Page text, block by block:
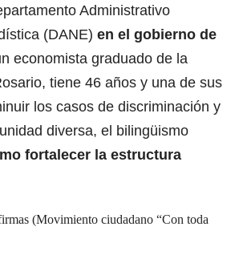
Administrativo
(DANE) en el gobierno de
economista graduado de la
tiene 46 años y una de sus
los casos de discriminación y
diversa, el bilingüismo
fortalecer la estructura
(Movimiento ciudadano “Con toda